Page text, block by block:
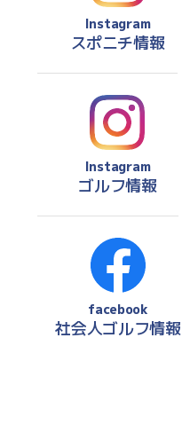
Instagram
スポニチ情報
Instagram
ゴルフ情報
facebook
社会人ゴルフ情報